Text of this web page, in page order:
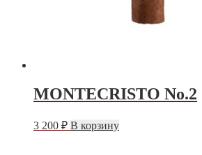
MONTECRISTO No.2
3 200 ₽ В корзину